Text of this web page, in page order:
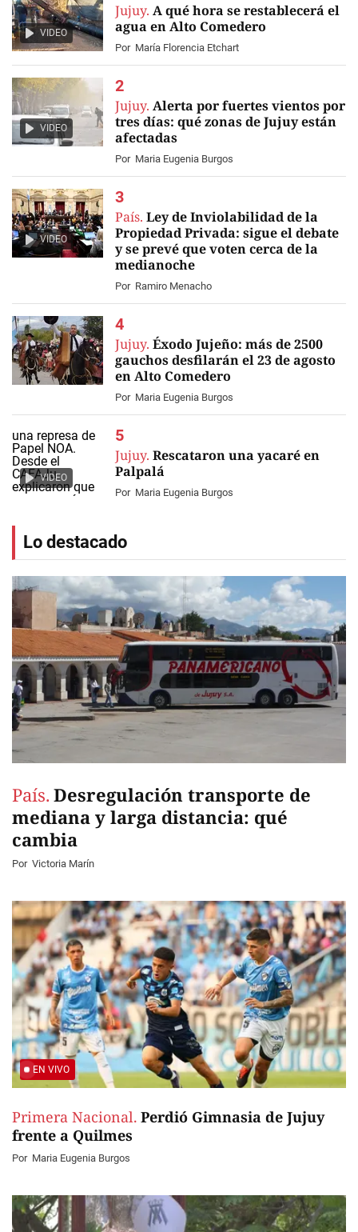
VIDEO
Jujuy. A qué hora se restablecerá el
agua en Alto Comedero
Por María Florencia Etchart
VIDEO
Jujuy. Alerta por fuertes vientos por
tres días: qué zonas de Jujuy están
afectadas
Por Maria Eugenia Burgos
VIDEO
País. Ley de Inviolabilidad de la
Propiedad Privada: sigue el debate
y se prevé que voten cerca de la
medianoche
Por Ramiro Menacho
Jujuy. Éxodo Jujeño: más de 2500
gauchos desfilarán el 23 de agosto
en Alto Comedero
Por Maria Eugenia Burgos
VIDEO
Jujuy. Rescataron una yacaré en
Palpalá
Por Maria Eugenia Burgos
Lo destacado
País. Desregulación transporte de
mediana y larga distancia: qué
cambia
Por Victoria Marín
EN VIVO
Primera Nacional. Perdió Gimnasia de Jujuy
frente a Quilmes
Por Maria Eugenia Burgos